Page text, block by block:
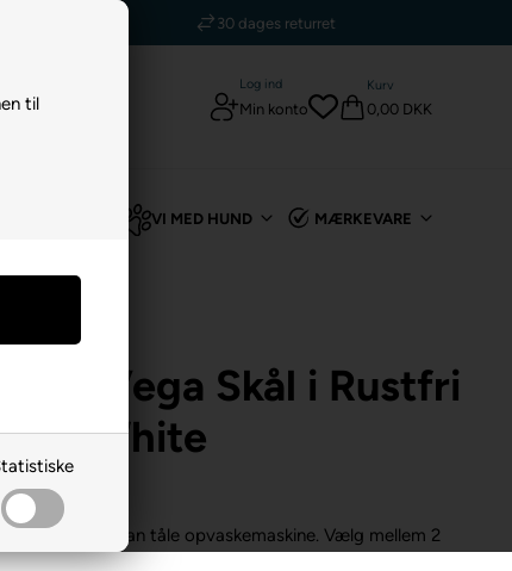
til
5 stjerner - Trustpilot
Log ind
Min konto
Kurv
0,00 DKK
VI MED HUND MÆRKEVARE
Vega Skål i Rustfri
Off White
i rustfrit stål. Kan tåle opvaskemaskine. Vælg mellem 2